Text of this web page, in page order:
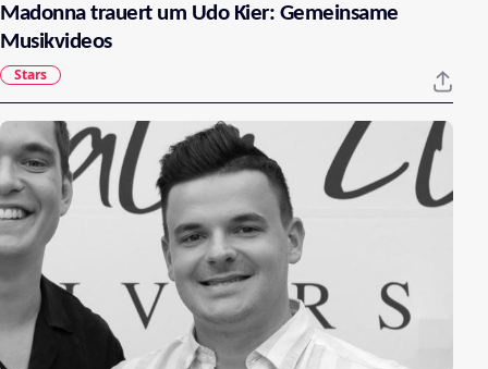
Madonna trauert um Udo Kier: Gemeinsame
Musikvideos
Stars